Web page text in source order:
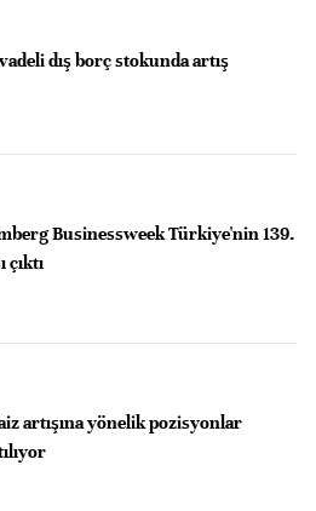
dış borç stokunda artış
Businessweek Türkiye'nin 139.
çıktı
artışına yönelik pozisyonlar